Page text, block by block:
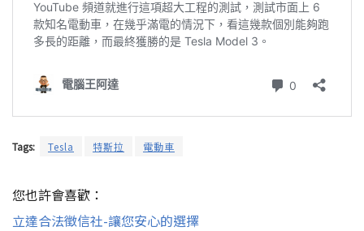
Tags: Tesla 特斯拉 電動車
您也許會喜歡：
立達合法徵信社-讓您安心的選擇